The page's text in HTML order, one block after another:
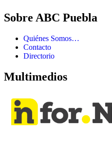
Sobre ABC Puebla
Quiénes Somos…
Contacto
Directorio
Multimedios